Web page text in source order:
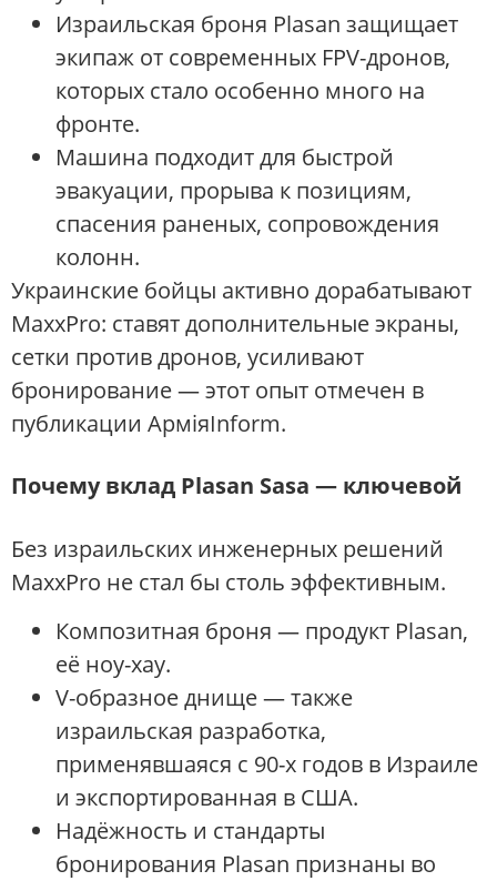
Израильская броня Plasan защищает
экипаж от современных FPV-дронов,
которых стало особенно много на
фронте.
Машина подходит для быстрой
эвакуации, прорыва к позициям,
спасения раненых, сопровождения
колонн.
Украинские бойцы активно дорабатывают
MaxxPro: ставят дополнительные экраны,
сетки против дронов, усиливают
бронирование — этот опыт отмечен в
публикации АрміяInform.
Почему вклад Plasan Sasa — ключевой
Без израильских инженерных решений
MaxxPro не стал бы столь эффективным.
Композитная броня — продукт Plasan,
её ноу-хау.
V-образное днище — также
израильская разработка,
применявшаяся с 90-х годов в Израиле
и экспортированная в США.
Надёжность и стандарты
бронирования Plasan признаны во